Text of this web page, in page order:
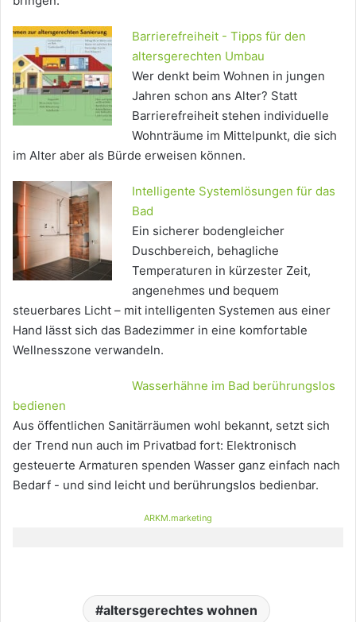
Barrierefreiheit - Tipps für den
altersgerechten Umbau
Wer denkt beim Wohnen in jungen
Jahren schon ans Alter? Statt
Barrierefreiheit stehen individuelle
Wohnträume im Mittelpunkt, die sich
im Alter aber als Bürde erweisen können.
Intelligente Systemlösungen für das
Bad
Ein sicherer bodengleicher
Duschbereich, behagliche
Temperaturen in kürzester Zeit,
angenehmes und bequem
steuerbares Licht – mit intelligenten Systemen aus einer
Hand lässt sich das Badezimmer in eine komfortable
Wellnesszone verwandeln.
Wasserhähne im Bad berührungslos
bedienen
Aus öffentlichen Sanitärräumen wohl bekannt, setzt sich
der Trend nun auch im Privatbad fort: Elektronisch
gesteuerte Armaturen spenden Wasser ganz einfach nach
Bedarf - und sind leicht und berührungslos bedienbar.
ARKM.marketing
altersgerechtes wohnen